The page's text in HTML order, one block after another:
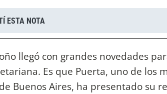
ESTA NOTA
llegó con grandes novedades
Es que Puerta, uno de los
Buenos Aires, ha presentado su